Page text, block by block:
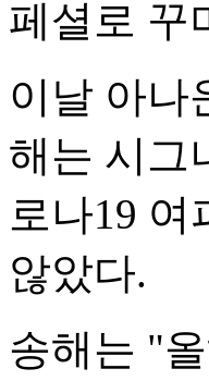
페셜로 꾸
이날 아나
해는 시그
로나19 여
않았다.
송해는 "